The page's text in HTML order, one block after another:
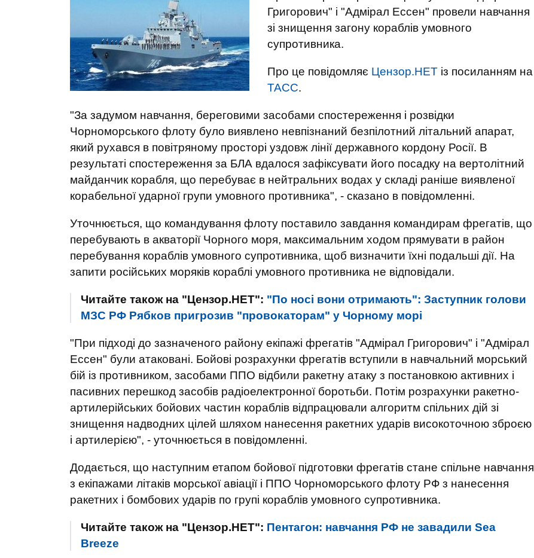
Григорович" і "Адмірал Ессен" провели навчання
зі знищення загону кораблів умовного
супротивника.
Про це повідомляє Цензор.НЕТ із посиланням на
ТАСС.
"За задумом навчання, береговими засобами спостереження і розвідки
Чорноморського флоту було виявлено невпізнаний безпілотний літальний апарат,
який рухався в повітряному просторі уздовж лінії державного кордону Росії. В
результаті спостереження за БЛА вдалося зафіксувати його посадку на вертолітний
майданчик корабля, що перебуває в нейтральних водах у складі раніше виявленої
корабельної ударної групи умовного противника", - сказано в повідомленні.
Уточнюється, що командування флоту поставило завдання командирам фрегатів, що
перебувають в акваторії Чорного моря, максимальним ходом прямувати в район
перебування кораблів умовного супротивника, щоб визначити їхні подальші дії. На
запити російських моряків кораблі умовного противника не відповідали.
Читайте також на "Цензор.НЕТ": "По носі вони отримають": Заступник голови
МЗС РФ Рябков пригрозив "провокаторам" у Чорному морі
"При підході до зазначеного району екіпажі фрегатів "Адмірал Григорович" і "Адмірал
Ессен" були атаковані. Бойові розрахунки фрегатів вступили в навчальний морський
бій із противником, засобами ППО відбили ракетну атаку з постановкою активних і
пасивних перешкод засобів радіоелектронної боротьби. Потім розрахунки ракетно-
артилерійських бойових частин кораблів відпрацювали алгоритм спільних дій зі
знищення надводних цілей шляхом нанесення ракетних ударів високоточною зброєю
і артилерією", - уточнюється в повідомленні.
Додається, що наступним етапом бойової підготовки фрегатів стане спільне навчання
з екіпажами літаків морської авіації і ППО Чорноморського флоту РФ з нанесення
ракетних і бомбових ударів по групі кораблів умовного супротивника.
Читайте також на "Цензор.НЕТ": Пентагон: навчання РФ не завадили Sea
Breeze